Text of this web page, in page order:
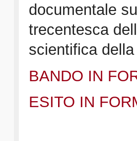
documentale
trecentesca
scientifica
BANDO IN
ESITO IN